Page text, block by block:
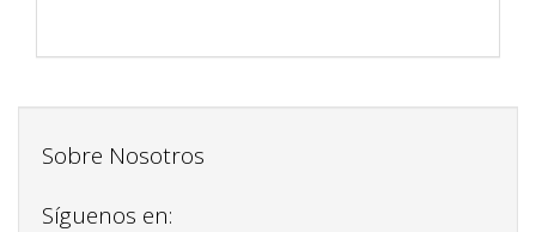
Sobre Nosotros
Síguenos en: